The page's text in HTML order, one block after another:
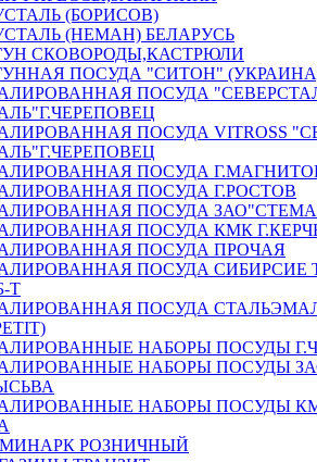
(БОРИСОВ)
(НЕМАН) БЕЛАРУСЬ
СКОВОРОДЫ,КАСТРЮЛИ
ПОСУДА "СИТОН"
ПОСУДА
ПОСУДА VITROSS
ПОСУДА
ПОСУДА Г.РОСТОВ
ПОСУДА
ПОСУДА КМК
ПОСУДА ПРОЧАЯ
ПОСУДА СИБИРСИЕ
Т
ПОСУДА
НАБОРЫ ПОСУДЫ
НАБОРЫ ПОСУДЫ
НАБОРЫ ПОСУДЫ
РОЗНИЧНЫЙ